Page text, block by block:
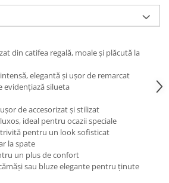
din catifea regală, moale și plăcută la
elegantă și ușor de remarcat
evidențiază silueta
de accesorizat și stilizat
ideal pentru ocazii speciale
pentru un look sofisticat
la spate
un plus de confort
sau bluze elegante pentru ținute